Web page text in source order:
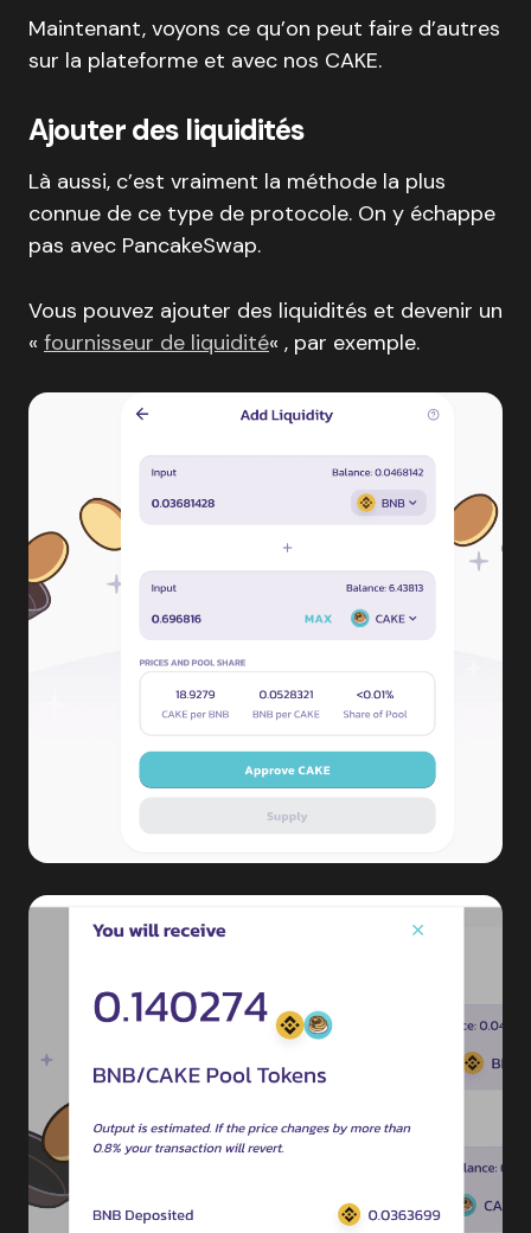
Maintenant, voyons ce qu’on peut faire d’autres
sur la plateforme et avec nos CAKE.
Ajouter des liquidités
Là aussi, c’est vraiment la méthode la plus
connue de ce type de protocole. On y échappe
pas avec PancakeSwap.
Vous pouvez ajouter des liquidités et devenir un
« fournisseur de liquidité« , par exemple.